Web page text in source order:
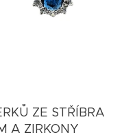
ZE STŘÍBRA
A ZIRKONY